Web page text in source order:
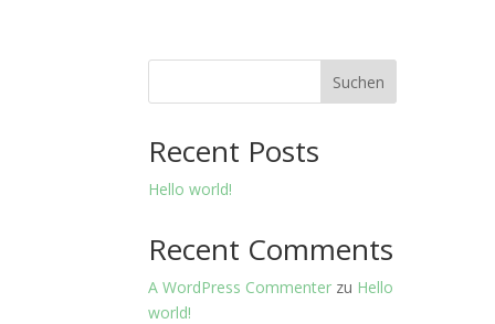
Suchen
Recent Posts
Hello world!
Recent Comments
A WordPress Commenter zu Hello
world!